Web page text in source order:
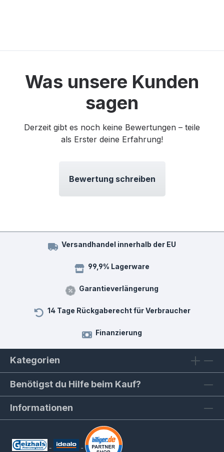
Was unsere Kunden
sagen
Derzeit gibt es noch keine Bewertungen – teile
als Erster deine Erfahrung!
Bewertung schreiben
Versandhandel innerhalb der EU
99,9% Lagerware
Garantieverlängerung
14 Tage Rückgaberecht für Verbraucher
Finanzierung
Kategorien
Benötigst du Hilfe beim Kauf?
Informationen